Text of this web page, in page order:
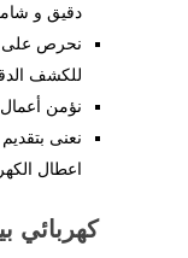
دقيق و
نحرص على
للكشف
نؤمن أعمال
نعنى
اعطال
كهربائي